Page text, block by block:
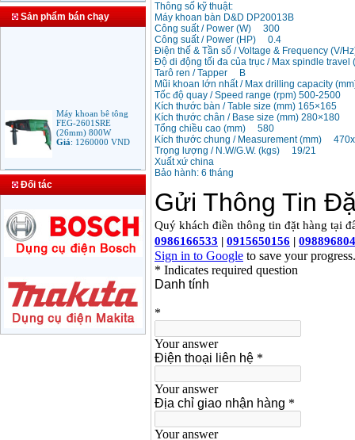
Sản phẩm bán chạy
Máy khoan bê tông
FEG-2601SRE
(26mm) 800W
Giá:1260000VND
Bảng giá mũi khoan
Giá:330000VND
Máy Khoan Bosch
GSB 16RE (750W)
GSB 13RE hộp nhựa
Đối tác
Thông số kỹ thuật:
Máy khoan bàn D&D DP20013B
Công suất / Power (W) 300
Công suất / Power (HP) 0.4
Điện thế & Tần số / Voltage & Frequency (V/
Độ di động tối đa của trục / Max spindle
Tarô ren / Tapper B
Mũi khoan lớn nhất / Max drilling capacity
Tốc độ quay / Speed range (rpm) 500-2500
Kích thước bàn / Table size (mm) 165×165
Kích thước chân / Base size (mm) 280×180
Tổng chiều cao (mm) 580
Kích thước chung / Measurement (mm)
Trọng lượng / N.W/G.W. (kgs) 19/21
Xuất xứ china
Bảo hành: 6 tháng